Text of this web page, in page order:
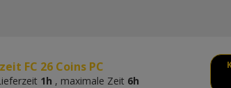
FC 26 Coins PC
1h , maximale Zeit 6h